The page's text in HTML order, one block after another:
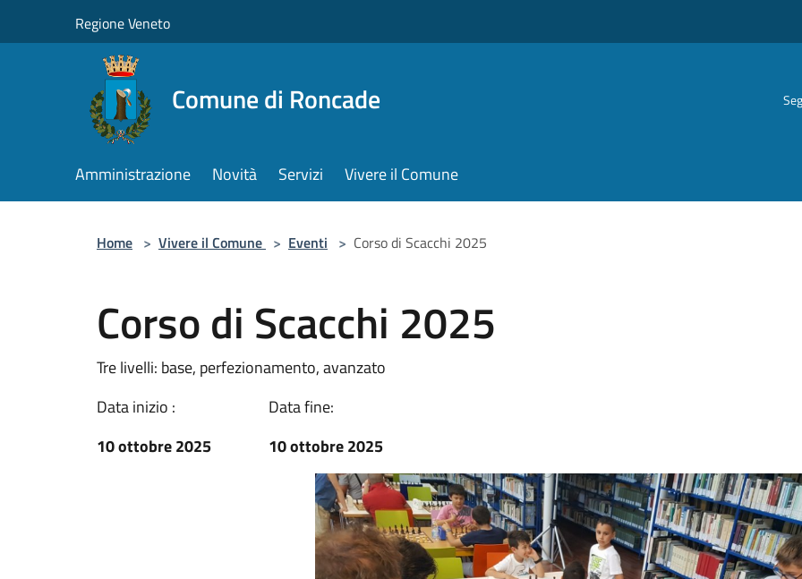
Regione Veneto
Comune di Roncade
Amministrazione Novità Servizi Vivere il Comune
Home > Vivere il Comune > Eventi > Corso di Scacchi 2025
Corso di Scacchi 2025
Tre livelli: base, perfezionamento, avanzato
Data inizio :
10 ottobre 2025
Data fine:
10 ottobre 2025